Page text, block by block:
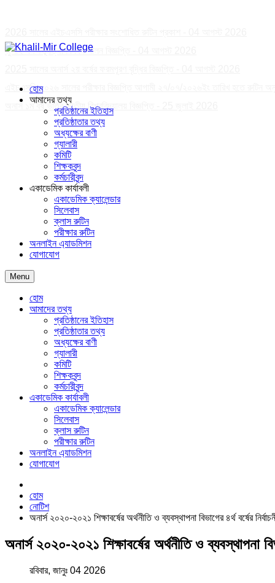
জুলাই গণঅভ্যূত্থান দিবস পালন বিজ্ঞপ্তি
এইচএসসি ২০২৬ সালের পরীক্ষার বিজ্ঞপ্তি আগামী ২৭/০৭/২০২৬ইং তারিখ হতে রুটিন
অনার্স ১ম বর্ষ ভর্তির জাতীয় বিশ্ববিদ্যালয় বিজ্ঞপ্তি
হোম
আমাদের তথ্য
প্রতিষ্ঠানের ইতিহাস
প্রতিষ্ঠাতার তথ্য
অধ্যক্ষের বাণী
গ্যালারী
কমিটি
শিক্ষকবৃন্দ
কর্মচারীবৃন্দ
একাডেমিক কার্যাবলী
একাডেমিক ক্যালেন্ডার
সিলেবাস
ক্লাস রুটিন
পরীক্ষার রুটিন
অনলাইন এ্যাডমিশন
যোগাযোগ
Menu
হোম
আমাদের তথ্য
প্রতিষ্ঠানের ইতিহাস
প্রতিষ্ঠাতার তথ্য
অধ্যক্ষের বাণী
গ্যালারী
কমিটি
শিক্ষকবৃন্দ
কর্মচারীবৃন্দ
একাডেমিক কার্যাবলী
একাডেমিক ক্যালেন্ডার
সিলেবাস
ক্লাস রুটিন
পরীক্ষার রুটিন
অনলাইন এ্যাডমিশন
যোগাযোগ
হোম
নোটিশ
অনার্স ২০২০-২০২১ শিক্ষাবর্ষের অর্থনীতি ও ব্যবস্থাপনা বিভাগের ৪র্থ বর্ষের
অনার্স ২০২০-২০২১ শিক্ষাবর্ষের অর্থনীতি ও ব্যবস্থাপনা
রবিবার, জানুঃ 04 2026